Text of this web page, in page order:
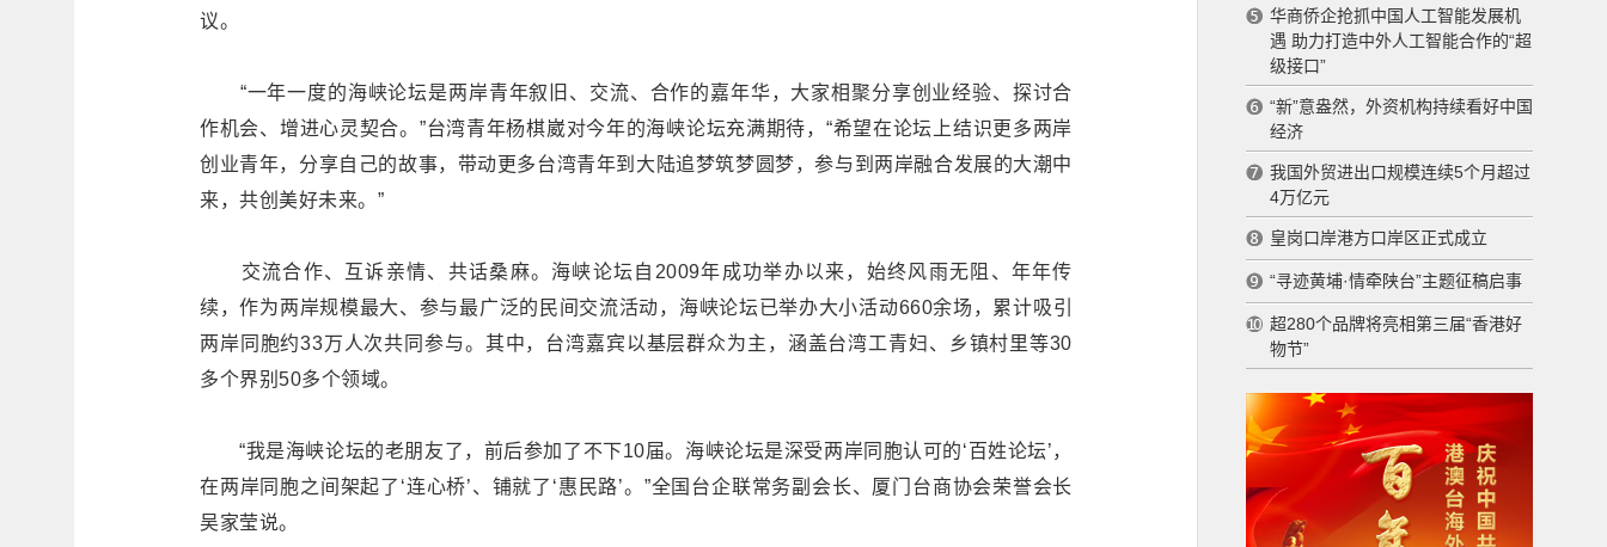
议。
“一年一度的海峡论坛是两岸青年叙旧、交流、合作的嘉年华，大家相聚分享创业经验、探讨合
作机会、增进心灵契合。”台湾青年杨棋崴对今年的海峡论坛充满期待，“希望在论坛上结识更多两岸
创业青年，分享自己的故事，带动更多台湾青年到大陆追梦筑梦圆梦，参与到两岸融合发展的大潮中
来，共创美好未来。”
交流合作、互诉亲情、共话桑麻。海峡论坛自2009年成功举办以来，始终风雨无阻、年年传
续，作为两岸规模最大、参与最广泛的民间交流活动，海峡论坛已举办大小活动660余场，累计吸引
两岸同胞约33万人次共同参与。其中，台湾嘉宾以基层群众为主，涵盖台湾工青妇、乡镇村里等30
多个界别50多个领域。
“我是海峡论坛的老朋友了，前后参加了不下10届。海峡论坛是深受两岸同胞认可的‘百姓论坛’，
在两岸同胞之间架起了‘连心桥’、铺就了‘惠民路’。”全国台企联常务副会长、厦门台商协会荣誉会长
吴家莹说。
华商侨企抢抓中国人工智能发展机
遇 助力打造中外人工智能合作的“超
级接口”
“新”意盎然，外资机构持续看好中国
经济
我国外贸进出口规模连续5个月超过
4万亿元
皇岗口岸港方口岸区正式成立
“寻迹黄埔·情牵陕台”主题征稿启事
超280个品牌将亮相第三届“香港好
物节”